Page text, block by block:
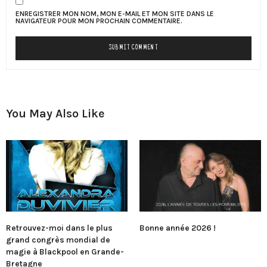
ENREGISTRER MON NOM, MON E-MAIL ET MON SITE DANS LE
NAVIGATEUR POUR MON PROCHAIN COMMENTAIRE.
You May Also Like
Retrouvez-moi dans le plus
grand congrès mondial de
magie à Blackpool en Grande-
Bretagne
Bonne année 2026 !